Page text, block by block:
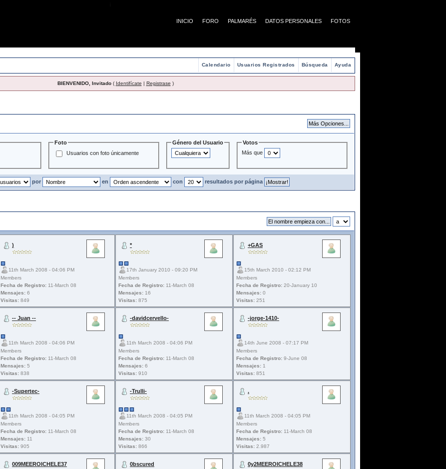
INICIO FORO PALMARÉS DATOS PERSONALES FOTOS
Ayuda
Búsqueda
Usuarios Registrados
Calendario
BIENVENIDO, Invitado( Identifícate | Registrase )
Foto
Usuarios con foto únicamente
Género del Usuario
Votos
Más que
por en con resultados por página
)
11th March 2008 - 04:06 PM
Members
Fecha de Registro: 11-March 08
Mensajes: 6
Visitas: 849
*
17th January 2010 - 09:20 PM
Members
Fecha de Registro: 11-March 08
Mensajes: 16
Visitas: 875
+GAS
15th March 2010 - 02:12 PM
Members
Fecha de Registro: 20-January 10
Mensajes: 0
Visitas: 251
-- Juan --
11th March 2008 - 04:06 PM
Members
Fecha de Registro: 11-March 08
Mensajes: 5
Visitas: 838
-davidcervello-
11th March 2008 - 04:06 PM
Members
Fecha de Registro: 11-March 08
Mensajes: 6
Visitas: 910
-jorge-1410-
14th June 2008 - 07:17 PM
Members
Fecha de Registro: 9-June 08
Mensajes: 1
Visitas: 851
-Supertec-
11th March 2008 - 04:05 PM
Members
Fecha de Registro: 11-March 08
Mensajes: 11
Visitas: 905
-Trulli-
11th March 2008 - 04:05 PM
Members
Fecha de Registro: 11-March 08
Mensajes: 30
Visitas: 866
.
11th March 2008 - 04:05 PM
Members
Fecha de Registro: 11-March 08
Mensajes: 5
Visitas: 2.987
009MEEROICHELE37 0bscured 0y2MEEROICHELE38